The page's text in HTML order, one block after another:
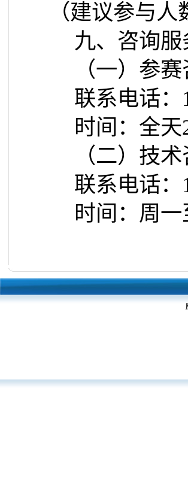
（建议参与
九、咨询服
（一）参
联系电话：
时间：全天
（二）技
联系电话：
时间：周一